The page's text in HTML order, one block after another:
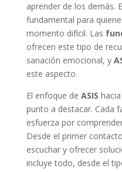
aprender de los demás.
fundamental para
momento difícil. Las
ofrecen este tipo de
sanación emocional, y
este aspecto.
El enfoque de ASIS
punto a destacar. Cada
esfuerza por
Desde el primer
escuchar y ofrecer
incluye todo, desde el